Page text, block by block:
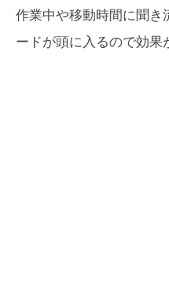
作業中や移動時間に聞き
ードが頭に入るので効果